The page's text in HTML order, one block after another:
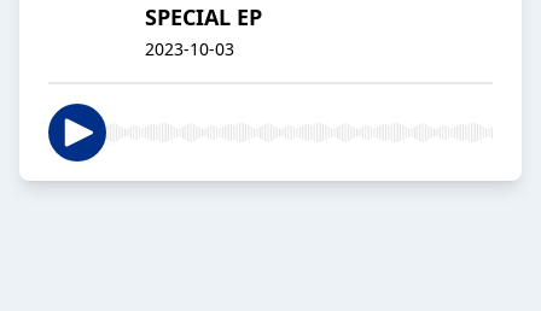
SPECIAL EP
2023-10-03